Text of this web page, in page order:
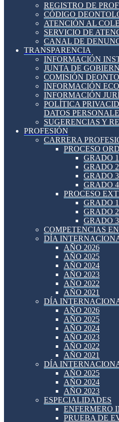
REGISTRO DE
CÓDIGO
ATENCIÓN AL
SERVICIO DE
CANAL DE
TRANSPARENCIA
INFORMACIÓN
JUNTA DE
COMISIÓN
INFORMACIÓN
INFORMACIÓN
POLÍTICA
DATOS
SUGERENCIAS Y
PROFESIÓN
CARRERA
PROCESO
GRADO 1
GRADO 2
GRADO 3
GRADO 4
PROCESO
GRADO 1
GRADO 2
GRADO 3
COMPETENCIAS
DÍA
AÑO 2026
AÑO 2025
AÑO 2024
AÑO 2023
AÑO 2022
AÑO 2021
DÍA
AÑO 2026
AÑO 2025
AÑO 2024
AÑO 2023
AÑO 2022
AÑO 2021
DÍA
AÑO 2025
AÑO 2024
AÑO 2023
ESPECIALIDADES
ENFERMERO
PRUEBA DE